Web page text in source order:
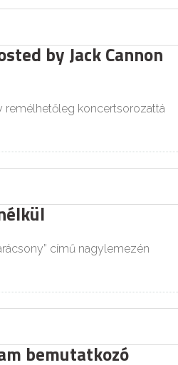
by Jack Cannon
remélhetőleg koncertsorozattá
című nagylemezén
bemutatkozó